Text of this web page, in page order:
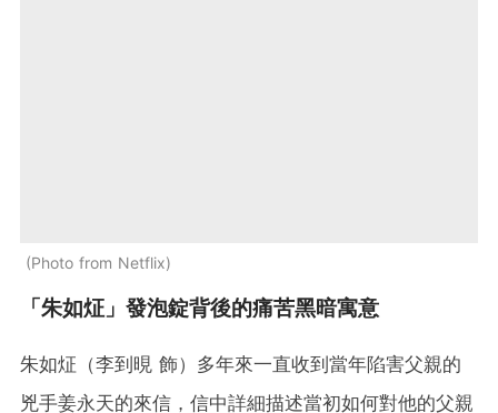
Photo from Netflix
「朱如炡」發泡錠背後的痛苦黑暗寓意
朱如炡（李到晛 飾）多年來一直收到當年陷害父親的
兇手姜永天的來信，信中詳細描述當初如何對他的父親